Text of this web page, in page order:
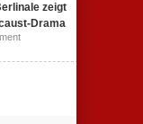
zeigt
Drama